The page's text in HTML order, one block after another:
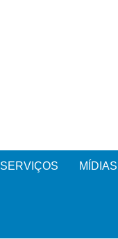
SERVIÇOS MÍDIAS